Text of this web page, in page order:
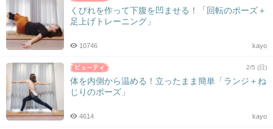
くびれを作って下腹を凹ませる！「回転のポーズ＋
足上げトレーニング」
kayo
10746
2/5 (日)
体を内側から温める！立ったまま簡単「ランジ＋ね
じりのポーズ」
kayo
4614